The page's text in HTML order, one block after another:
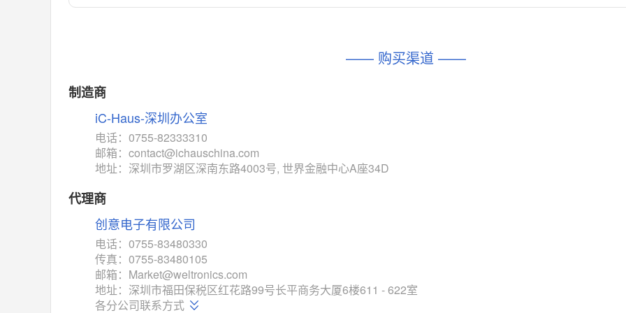
对比
MAX14760
M74HC4852 (意法-ST)
相同功能 相似度 52% 对比
相同功能
TC4052BFT (东芝-Toshiba)
相同功能 相似度 50%
ISL54233 (瑞萨-Renesas)
相同功能 相似度 49% 对比
对比
相似度 44%
相同功能 相似度 35%
—— 购买渠道 ——
制造商
iC-Haus-深圳办公室
电话：0755-82333310
邮箱：contact@ichauschina.com
地址：深圳市罗湖区深南东路4003号, 世界金融中心A座34D
代理商
创意电子有限公司
电话：0755-83480330
传真：0755-83480105
邮箱：Market@weltronics.com
地址：深圳市福田保税区红花路99号长平商务大厦6楼611 - 622室
各分公司联系方式